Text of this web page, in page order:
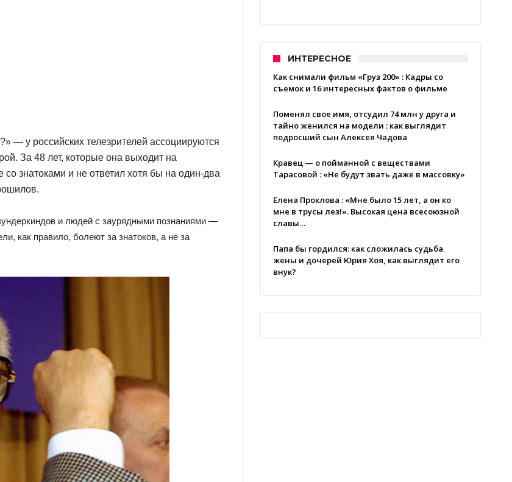
— у российских телезрителей ассоциируются
За 48 лет, которые она выходит на
знатоками и не ответил хотя бы на один-два
и людей с заурядными познаниями —
как правило, болеют за знатоков, а не за
ИНТЕРЕСНОЕ
Как снимали фильм «Груз 200» : Кадры со
съемок и 16 интересных фактов о фильме
Поменял свое имя, отсудил 74 млн у друга и
тайно женился на модели : как выглядит
подросший сын Алексея Чадова
Кравец — о пойманной с веществами
Тарасовой : «Не будут звать даже в массовку»
Елена Проклова : «Мне было 15 лет, а он ко
мне в трусы лез!». Высокая цена всесоюзной
славы…
Папа бы гордился: как сложилась судьба
жены и дочерей Юрия Хоя, как выглядит его
внук?